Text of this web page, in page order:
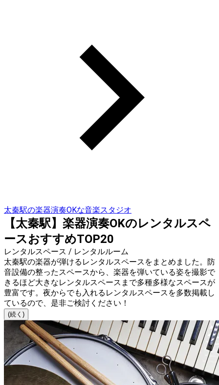
太秦駅の楽器演奏OKな音楽スタジオ
【太秦駅】楽器演奏OKのレンタルスペ
ースおすすめTOP20
レンタルスペース / レンタルルーム
太秦駅の楽器が弾けるレンタルスペースをまとめました。防
音設備の整ったスペースから、楽器を弾いている姿を撮影で
きるほど大きなレンタルスペースまで多種多様なスペースが
豊富です。夜からでも入れるレンタルスペースを多数掲載し
ているので、是非ご検討ください！
(続く)